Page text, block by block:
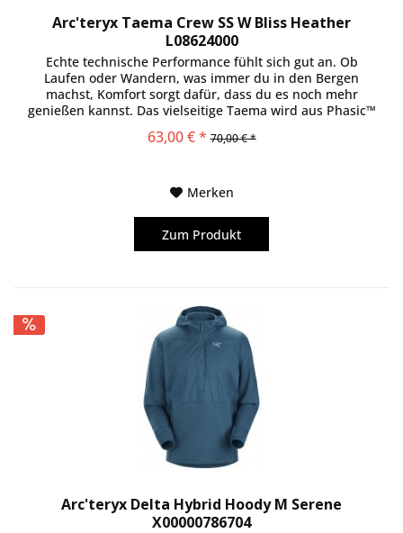
Arc'teryx Taema Crew SS W Bliss Heather
L08624000
Echte technische Performance fühlt sich gut an. Ob
Laufen oder Wandern, was immer du in den Bergen
machst, Komfort sorgt dafür, dass du es noch mehr
genießen kannst. Das vielseitige Taema wird aus Phasic™
63,00 € * 70,00 € *
Merken
Zum Produkt
Arc'teryx Delta Hybrid Hoody M Serene
X00000786704